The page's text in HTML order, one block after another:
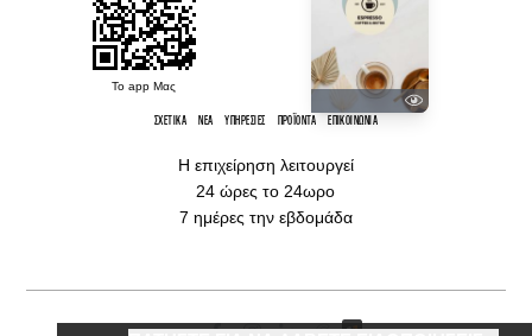
Το app Μας
ΣΧΕΤΙΚΆ ΝΈΑ ΥΠΗΡΕΣΊΕΣ ΠΡΟΪΌΝΤΑ ΕΠΙΚΟΙΝΩΝΊΑ
Η επιχείρηση λειτουργεί
24 ώρες το 24ωρο
7 ημέρες την εβδομάδα